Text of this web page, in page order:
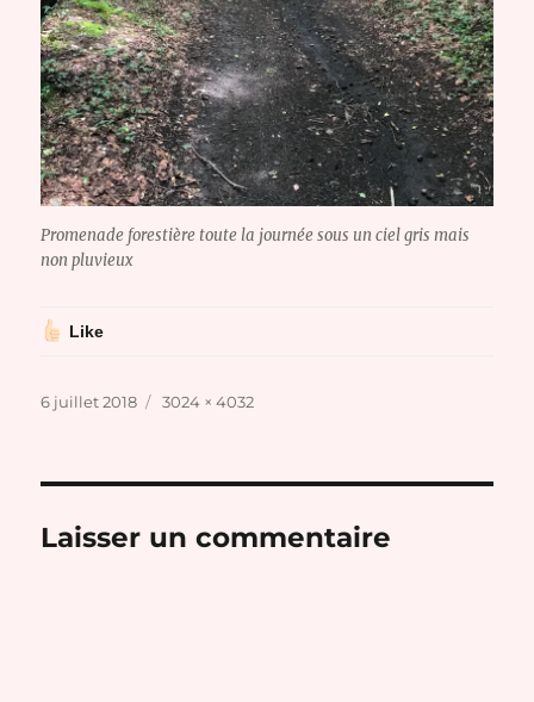
Promenade forestière toute la journée sous un ciel gris mais
non pluvieux
Like
Publié
6 juillet 2018
Taille
3024 × 4032
Laisser un commentaire